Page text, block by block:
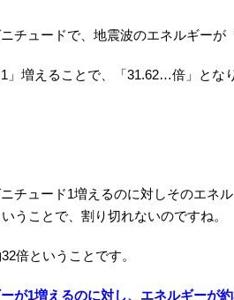
チュードで、地震波のエネルギーが
」増えることで、「31.62…倍」とな
チュード1増えるのに対しそのエネ
うことで、割り切れないのですね。
倍ということです。
が1増えるのに対し、エネルギーが